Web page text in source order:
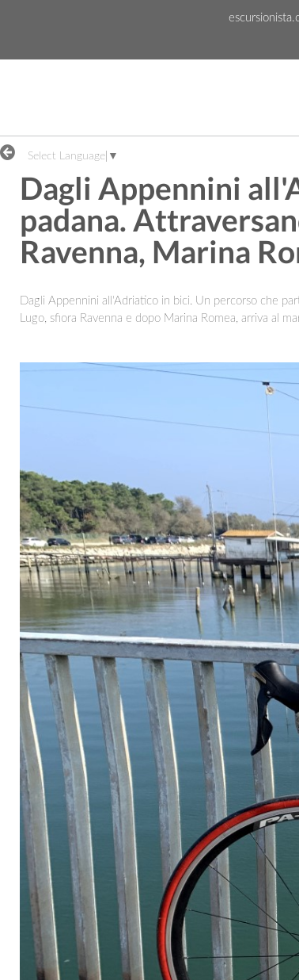
Select Language ▼
Dagli Appennini
padana.
Ravenna, Marina
Dagli Appennini all'Adriatico in bici. Un percorso che
Lugo, sfiora Ravenna e dopo Marina Romea, arriva al